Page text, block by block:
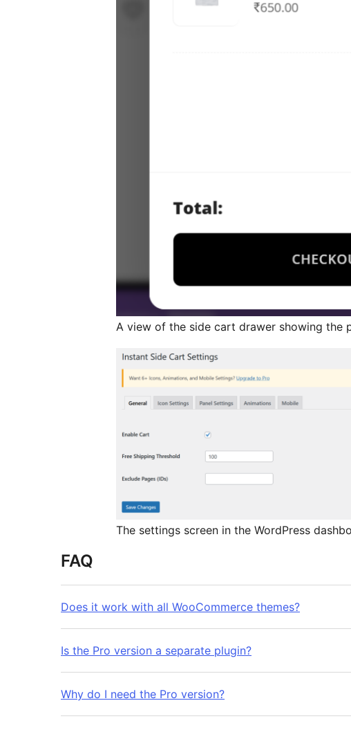
A view of the side cart drawer showing the
The settings screen in the WordPress
FAQ
Does it work with all WooCommerce themes?
Is the Pro version a separate plugin?
Why do I need the Pro version?